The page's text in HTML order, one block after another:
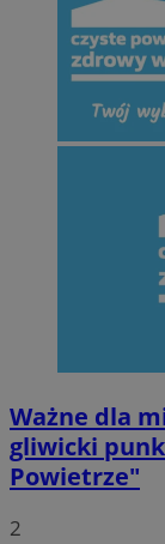
Ważne dla
gliwicki
Powietrze"
2